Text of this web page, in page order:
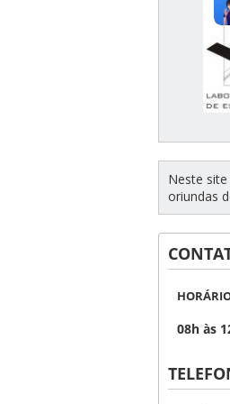
Neste
oriundas
08h às